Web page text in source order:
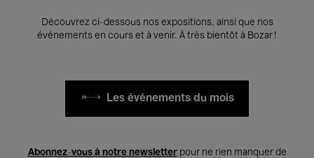
Découvrez ci-dessous nos expositions, ainsi que nos
événements en cours et à venir. À très bientôt à Bozar !
Les événements du mois
Abonnez-vous à notre newsletterpour ne rien manquer de